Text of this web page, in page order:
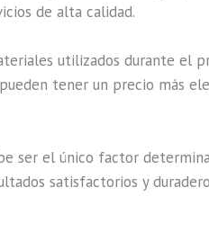
de alta calidad.
utilizados durante el
tener un precio más
ser el único factor
satisfactorios y